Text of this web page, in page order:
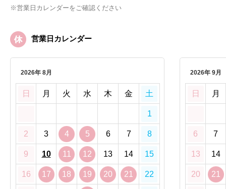
※営業日カレンダーをご確認ください
営業日カレンダー
2026年 8月
日 月 火 水 木 金 土
1
2 3 4 5 6 7 8
9 10 11 12 13 14 15
16 17 18 19 20 21 22
2026年 9月
日 月
6 7
13 14
20 21